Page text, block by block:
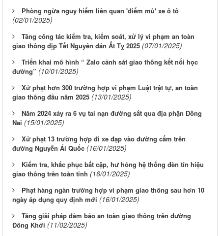
Phòng ngừa nguy hiểm liên quan 'điểm mù' xe ô tô
(02/01/2025)
Tăng công tác kiểm tra, kiểm soát, xử lý vi phạm an toàn
giao thông dịp Tết Nguyên đán Ất Tỵ 2025 (07/01/2025)
Triển khai mô hình “ Zalo cảnh sát giao thông kết nối học
đường” (10/01/2025)
Xử phạt hơn 300 trường hợp vi phạm Luật trật tự, an toàn
giao thông đầu năm 2025 (13/01/2025)
Năm 2024 xảy ra 6 vụ tai nạn đường sắt qua địa phận Đồng
Nai (15/01/2025)
Xử phạt 13 trường hợp đi xe đạp vào đường cấm trên
đường Nguyễn Ái Quốc (16/01/2025)
Kiểm tra, khắc phục bất cập, hư hỏng hệ thống đèn tín hiệu
giao thông trên toàn tỉnh (16/01/2025)
Phạt hàng ngàn trường hợp vi phạm giao thông sau hơn 10
ngày áp dụng quy định mới (16/01/2025)
Tăng giải pháp đảm bảo an toàn giao thông trên đường
Đồng Khởi (11/02/2025)